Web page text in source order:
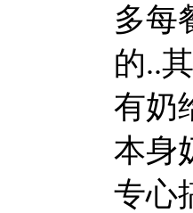
多每
的..
有奶
本身
专心